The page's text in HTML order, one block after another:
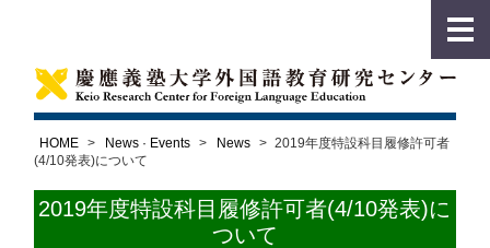
HOME > News · Events > News > 2019年度特設科目履修許可者
(4/10発表)について
2019年度特設科目履修許可者(4/10発表)に
ついて